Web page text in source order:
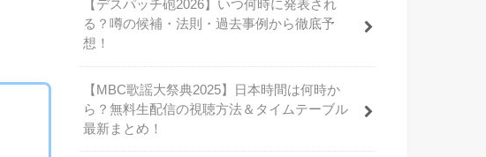
【デスパッチ砲2026】いつ何時に発表され
る？噂の候補・法則・過去事例から徹底予
想！
【MBC歌謡大祭典2025】日本時間は何時か
ら？無料生配信の視聴方法＆タイムテーブル
最新まとめ！